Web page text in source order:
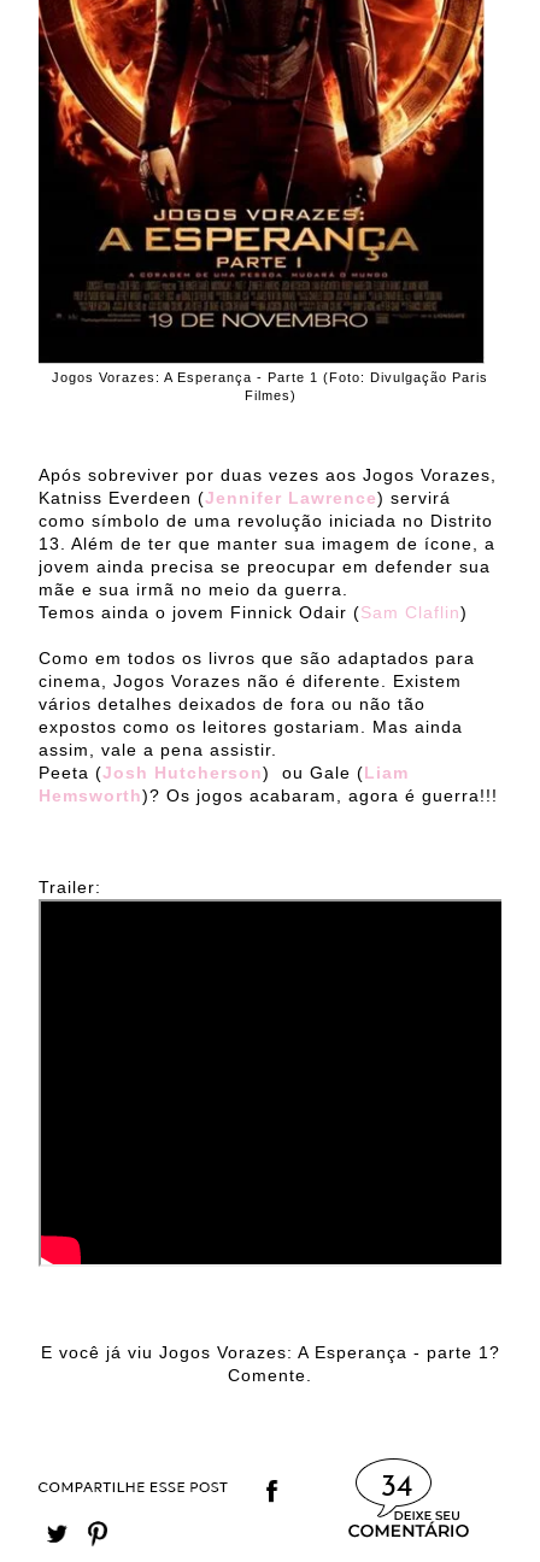
Jogos Vorazes: A Esperança - Parte 1 (Foto: Divulgação Paris
Filmes)
Após sobreviver por duas vezes aos Jogos Vorazes,
Katniss Everdeen (Jennifer Lawrence) servirá
como símbolo de uma revolução iniciada no Distrito
13. Além de ter que manter sua imagem de ícone, a
jovem ainda precisa se preocupar em defender sua
mãe e sua irmã no meio da guerra.
Temos ainda o jovem Finnick Odair (Sam Claflin)
Como em todos os livros que são adaptados para
cinema, Jogos Vorazes não é diferente. Existem
vários detalhes deixados de fora ou não tão
expostos como os leitores gostariam. Mas ainda
assim, vale a pena assistir.
Peeta (Josh Hutcherson) ou Gale (Liam
Hemsworth)? Os jogos acabaram, agora é guerra!!!
Trailer:
E você já viu Jogos Vorazes: A Esperança - parte 1?
Comente.
34